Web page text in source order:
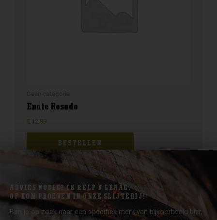
Enate Rosado
€ 12,99
BESTELLEN
ADVIES NODIG? IK HELP U GRAAG.
OF KOM PROEVEN IN ONZE SLIJTERIJ!
Ben je op zoek naar een specifiek merk van bijvoorbeeld bier,